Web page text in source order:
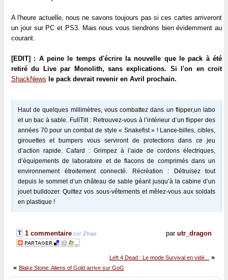
A l'heure actuelle, nous ne savons toujours pas si ces cartes arriveront
un jour sur PC et PS3. Mais nous vous tiendrons bien évidemment au
courant.
[EDIT] : A peine le temps d'écrire la nouvelle que le pack à été
retiré du Live par Monolith, sans explications. Si l'on en croit
ShackNews le pack devrait revenir en Avril prochain.
Haut de quelques millimètres, vous combattez dans un flipper,un labo
et un bac à sable. FullTilt : Retrouvez-vous à l’intérieur d’un flipper des
années 70 pour un combat de style « Snakefist » ! Lance-billes, cibles,
girouettes et bumpers vous serviront de protections dans ce jeu
d’action rapide. Cafard : Grimpez à l’aide de cordons électriques,
d’équipements de laboratoire et de flacons de comprimés dans un
environnement étroitement connecté. Récréation : Détruisez tout
depuis le sommet d’un château de sable géant jusqu’à la cabine d’un
jouet bulldozer. Quittez vos sous-vêtements et mêlez-vous aux soldats
en plastique !
par utr_dragon
1 commentaire par Zhao
Left 4 Dead : Le mode Survival en vidé...
»
« Blake Stone: Aliens of Gold arrive sur GoG